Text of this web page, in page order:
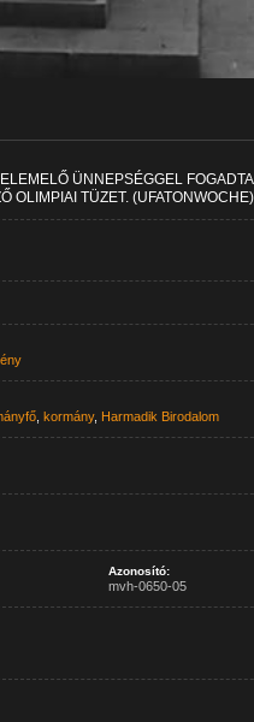
ÜNNEPSÉGGEL
OLIMPIAI TÜZET. (UFATONWOCHE)
,kormány, Harmadik Birodalom
Azonosító:
mvh-0650-05